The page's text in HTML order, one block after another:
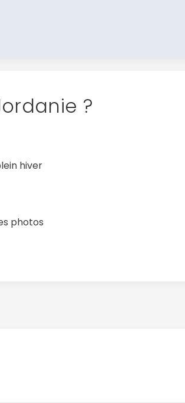
?
hiver
photos